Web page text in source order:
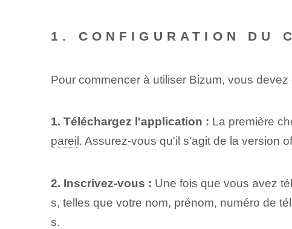
1. CONFIGURATION DU
Pour commencer à utiliser Bizum, vous
1. Téléchargez l'application : La première
pareil . Assurez-vous qu'il s'agit de la version
2. Inscrivez-vous : Une fois que vous avez
s, telles que votre nom, prénom, numéro de
s.